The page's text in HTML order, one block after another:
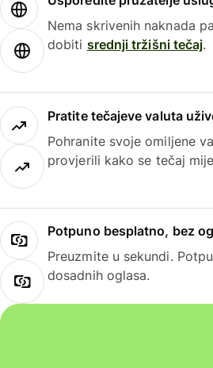
Nema skrivenih naknada
dobiti srednji tržišni tečaj.
Pratite tečajeve valuta
Pohranite svoje omiljene
provjerili kako se tečaj
Potpuno besplatno, bez
Preuzmite u sekundi.
dosadnih oglasa.